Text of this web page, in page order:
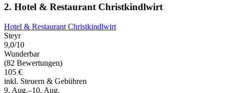
2. Hotel & Restaurant Christkindlwirt
Hotel & Restaurant Christkindlwirt
Steyr
9,0/10
Wunderbar
(82 Bewertungen)
105 €
inkl. Steuern & Gebühren
9. Aug.–10. Aug.